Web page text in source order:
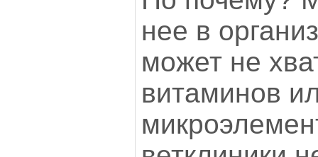
нее в
может не
витаминов